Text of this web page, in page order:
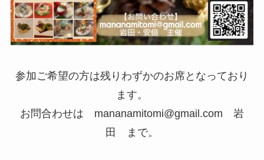
参加ご希望の方は残りわずかのお席となっており
ます。
お問合わせは mananamitomi@gmail.com 岩
田 まで。